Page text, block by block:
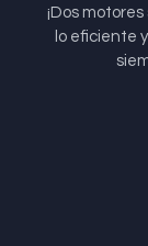
¡Dos
lo eficiente